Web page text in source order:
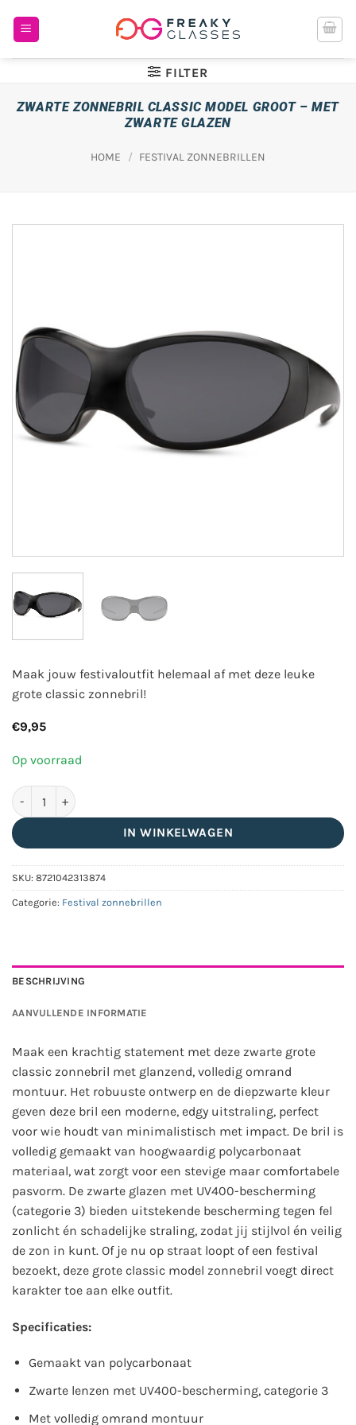
naar
FILTER
ZWARTE ZONNEBRIL CLASSIC MODEL GROOT – MET
ZWARTE GLAZEN
HOME / FESTIVAL ZONNEBRILLEN
Maak jouw festivaloutfit helemaal af met deze leuke
grote classic zonnebril!
€9,95
Op voorraad
Zwarte zonnebril classic model groot - Met zwarte glazen
IN WINKELWAGEN
SKU: 8721042313874
Categorie: Festival zonnebrillen
BESCHRIJVING
AANVULLENDE INFORMATIE
Maak een krachtig statement met deze zwarte grote
classic zonnebril met glanzend, volledig omrand
montuur. Het robuuste ontwerp en de diepzwarte kleur
geven deze bril een moderne, edgy uitstraling, perfect
voor wie houdt van minimalistisch met impact. De bril is
volledig gemaakt van hoogwaardig polycarbonaat
materiaal, wat zorgt voor een stevige maar comfortabele
pasvorm. De zwarte glazen met UV400-bescherming
(categorie 3) bieden uitstekende bescherming tegen fel
zonlicht én schadelijke straling, zodat jij stijlvol én veilig
de zon in kunt. Of je nu op straat loopt of een festival
bezoekt, deze grote classic model zonnebril voegt direct
karakter toe aan elke outfit.
Specificaties:
Gemaakt van polycarbonaat
Zwarte lenzen met UV400-bescherming, categorie 3
Met volledig omrand montuur